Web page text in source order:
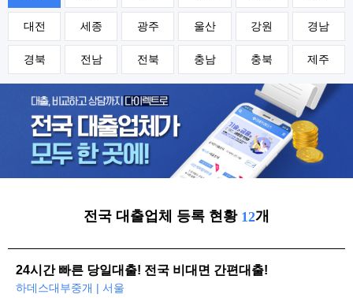
대전 세종 광주 울산 강원 경남
경북 전남 전북 충남 충북 제주
전국 대출업체 등록 현황 12개
24시간 빠른 당일대출! 전국 비대면 간편대출!
하데스대부중개 | 서울